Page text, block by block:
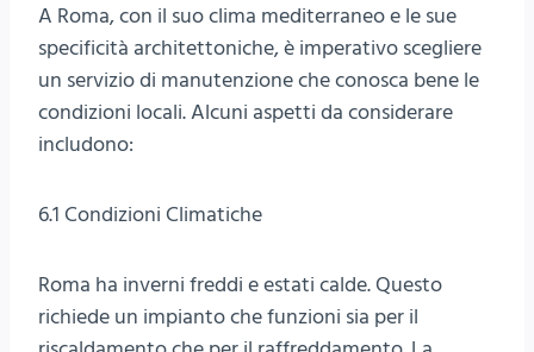
A Roma, con il suo clima mediterraneo e le sue
specificità architettoniche, è imperativo scegliere
un servizio di manutenzione che conosca bene le
condizioni locali. Alcuni aspetti da considerare
includono:
6.1 Condizioni Climatiche
Roma ha inverni freddi e estati calde. Questo
richiede un impianto che funzioni sia per il